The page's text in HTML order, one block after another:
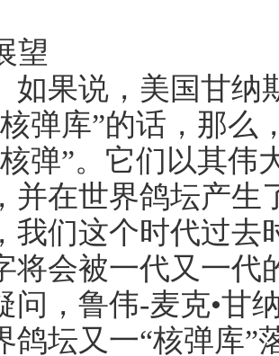
望
说，美国甘纳
弹库”的话，那么
弹”。它们以其伟
并在世界鸽坛产生
我们这个时代过去
将会被一代又一代
问，鲁伟-麦克•甘
鸽坛又一“核弹库”